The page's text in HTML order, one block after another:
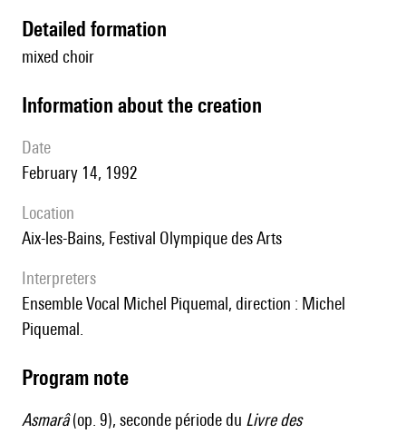
detailed formation
mixed choir
information about the creation
date
February 14, 1992
location
Aix-les-Bains, Festival Olympique des Arts
interpreters
Ensemble Vocal Michel Piquemal, direction : Michel
Piquemal.
Program note
Asmarâ(op. 9), seconde période du Livre des